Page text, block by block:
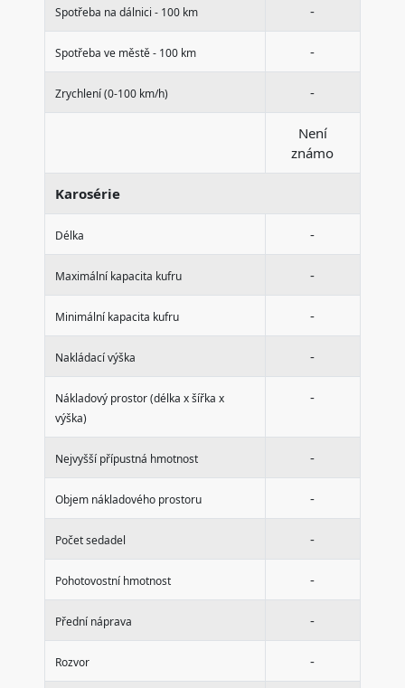
Spotřeba na dálnici - 100 km -
Spotřeba ve městě - 100 km -
Zrychlení (0-100 km/h) -
Není
známo
Karosérie
Délka -
Maximální kapacita kufru -
Minimální kapacita kufru -
Nakládací výška -
Nákladový prostor (délka x šířka x
výška)
-
Nejvyšší přípustná hmotnost -
Objem nákladového prostoru -
Počet sedadel -
Pohotovostní hmotnost -
Přední náprava -
Rozvor -